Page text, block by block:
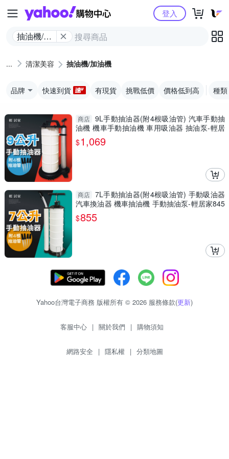
Yahoo購物中心
抽油機/加
登入
清潔美容 抽油機/加油機
品牌 快速到貨 有現貨 挑戰低價 價格低到高 種類
商店 9L手動抽油器(附4根吸油管) 汽車手動抽
油機 機車手動抽油機 車用吸油器 抽油泵-輕居
家8454
$1,069
商店 7L手動抽油器(附4根吸油管) 手動吸油器
汽車換油器 機車抽油機 手動抽油泵-輕居家845
3
$855
Yahoo台灣電子商務 版權所有 © 2026 服務條款(更新)
客服中心 | 關於我們 | 購物須知
網路安全 | 隱私權 | 分類地圖